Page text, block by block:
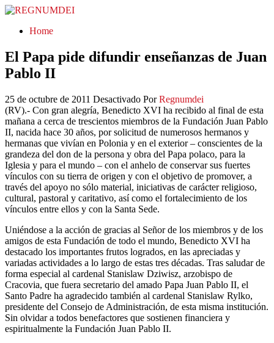
REGNUMDEI
Home
El Papa pide difundir enseñanzas de Juan
Pablo II
25 de octubre de 2011 Desactivado Por Regnumdei
(RV).- Con gran alegría, Benedicto XVI ha recibido al final de esta
mañana a cerca de trescientos miembros de la Fundación Juan Pablo
II, nacida hace 30 años, por solicitud de numerosos hermanos y
hermanas que vivían en Polonia y en el exterior – conscientes de la
grandeza del don de la persona y obra del Papa polaco, para la
Iglesia y para el mundo – con el anhelo de conservar sus fuertes
vínculos con su tierra de origen y con el objetivo de promover, a
través del apoyo no sólo material, iniciativas de carácter religioso,
cultural, pastoral y caritativo, así como el fortalecimiento de los
vínculos entre ellos y con la Santa Sede.
Uniéndose a la acción de gracias al Señor de los miembros y de los
amigos de esta Fundación de todo el mundo, Benedicto XVI ha
destacado los importantes frutos logrados, en las apreciadas y
variadas actividades a lo largo de estas tres décadas. Tras saludar de
forma especial al cardenal Stanislaw Dziwisz, arzobispo de
Cracovia, que fuera secretario del amado Papa Juan Pablo II, el
Santo Padre ha agradecido también al cardenal Stanislaw Rylko,
presidente del Consejo de Administración, de esta misma institución.
Sin olvidar a todos benefactores que sostienen financiera y
espiritualmente la Fundación Juan Pablo II.